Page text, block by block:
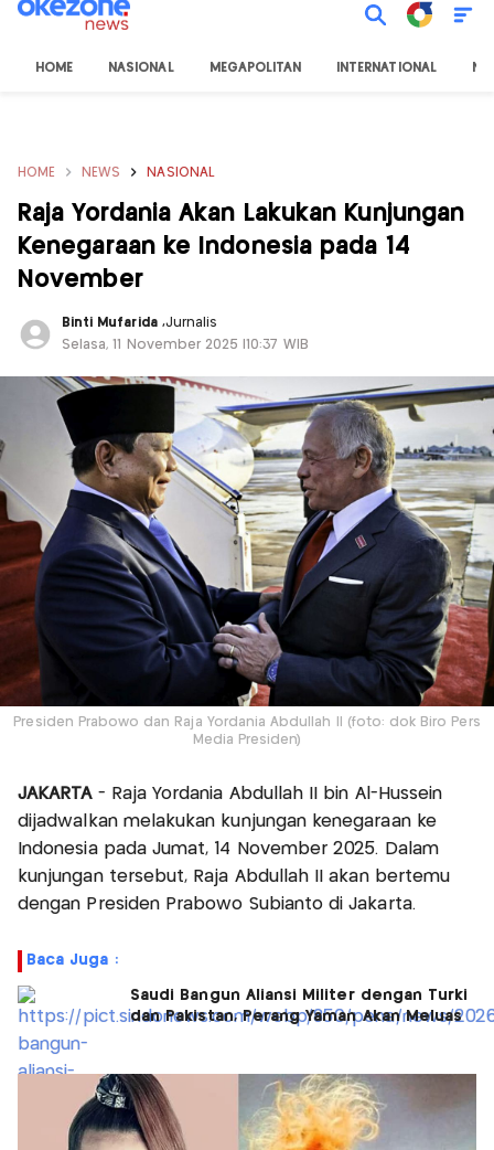
HOME NASIONAL MEGAPOLITAN INTERNATIONAL
HOME NEWS NASIONAL
Raja Yordania Akan Lakukan Kunjungan
Kenegaraan ke Indonesia pada 14
November
Binti Mufarida ,Jurnalis
Selasa, 11 November 2025 |10:37 WIB
Presiden Prabowo dan Raja Yordania Abdullah II (foto: dok Biro Pers
Media Presiden)
JAKARTA- Raja Yordania Abdullah II bin Al-Hussein
dijadwalkan melakukan kunjungan kenegaraan ke
Indonesia pada Jumat, 14 November 2025. Dalam
kunjungan tersebut, Raja Abdullah II akan bertemu
dengan Presiden Prabowo Subianto di Jakarta.
Baca Juga :
Saudi Bangun Aliansi Militer dengan Turki
dan Pakistan, Perang Yaman Akan Meluas